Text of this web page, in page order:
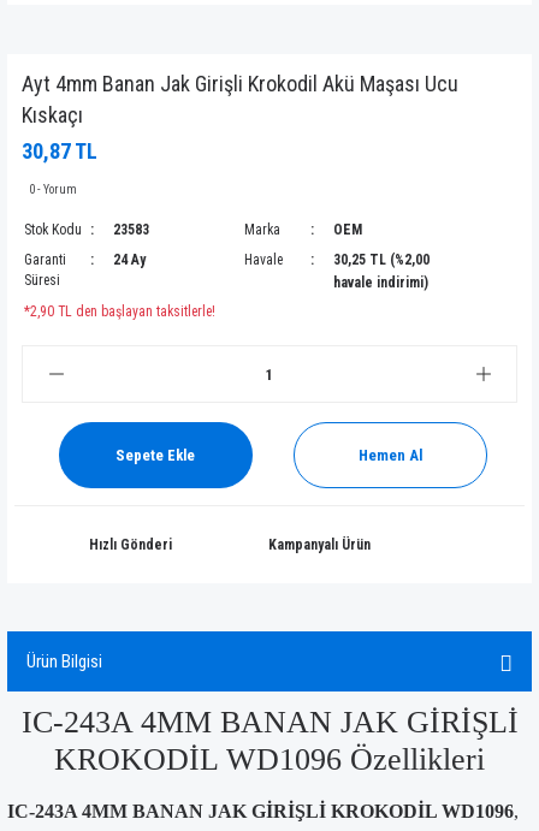
Ayt 4mm Banan Jak Girişli Krokodil Akü Maşası Ucu
Kıskaçı
30,87 TL
0 - Yorum
Stok Kodu 23583 Marka
OEM
Garanti
Süresi
24 Ay Havale
30,25 TL (%2,00
havale indirimi)
*2,90 TL den başlayan taksitlerle!
Sepete Ekle Hemen Al
Hızlı Gönderi Kampanyalı Ürün
Ürün Bilgisi
IC-243A 4MM BANAN JAK GİRİŞLİ
KROKODİL WD1096 Özellikleri
IC-243A 4MM BANAN JAK GİRİŞLİ KROKODİL WD1096,